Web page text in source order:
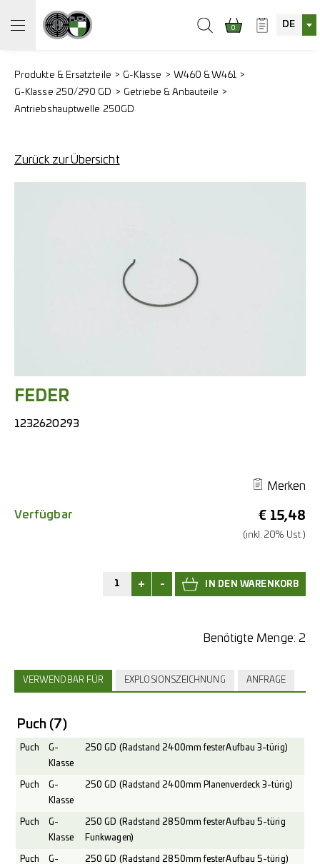
0 DE
Produkte & Ersatzteile G-Klasse
W460 & W461
G-Klasse 250/290 GD
Getriebe & Anbauteile
Antriebshauptwelle 250GD
Zurück zur Übersicht
FEDER
1232620293
Merken
€ 15,48
(inkl. 20% Ust.)
Verfügbar
+ -
Benötigte Menge: 2
VERWENDBAR FÜR EXPLOSIONSZEICHNUNG ANFRAGE
Puch (7)
Puch
G-
Klasse
250 GD (Radstand 2400mm fester Aufbau 3-türig)
Puch
G-
Klasse
250 GD (Radstand 2400mm Planenverdeck 3-türig)
Puch
G-
Klasse
250 GD (Radstand 2850mm fester Aufbau 5-türig
Funkwagen)
Puch
G-
250 GD (Radstand 2850mm fester Aufbau 5-türig)